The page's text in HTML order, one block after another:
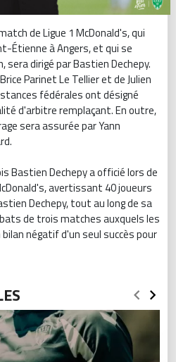
de Ligue 1 McDonald's, qui
Étienne à Angers, et qui se
sera dirigé par Bastien Dechepy.
Parinet Le Tellier et de Julien
fédérales ont désigné
d'arbitre remplaçant. En outre,
sera assurée par Yann
Bastien Dechepy a officié lors de
avertissant 40 joueurs
Dechepy, tout au long de sa
de trois matches auxquels les
négatif d'un seul succès pour